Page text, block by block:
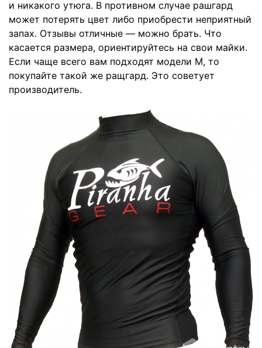
и никакого утюга. В противном случае рашгард
может потерять цвет либо приобрести неприятный
запах. Отзывы отличные — можно брать. Что
касается размера, ориентируйтесь на свои майки.
Если чаще всего вам подходят модели M, то
покупайте такой же ращгард. Это советует
производитель.